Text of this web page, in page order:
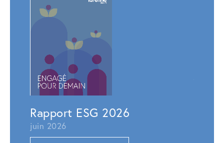
Rapport ESG 2026
juin 2026